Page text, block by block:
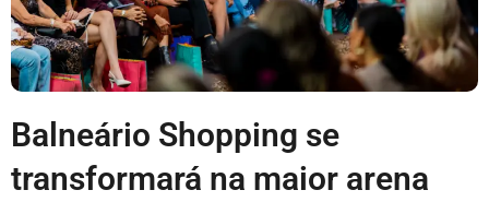
Balneário Shopping se
transformará na maior arena